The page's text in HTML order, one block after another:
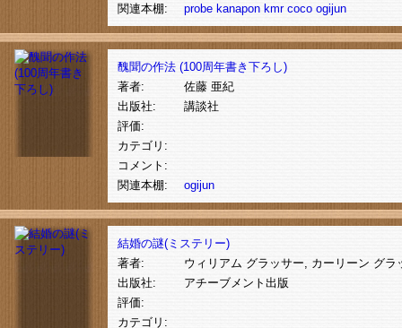
関連本棚:
probe kanapon kmr coco ogijun
醜聞の作法 (100周年書き下ろし)
著者:
佐藤 亜紀
出版社:
講談社
評価:
カテゴリ:
コメント:
関連本棚:
ogijun
結婚の謎(ミステリー)
著者:
ウィリアム グラッサー, カーリーン グラ
出版社:
アチーブメント出版
評価:
カテゴリ: